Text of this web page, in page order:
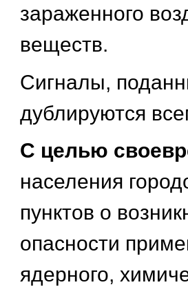
зараженного
веществ.
Сигналы,
дублируются
С целью
населения
пунктов о
опасности
ядерного,